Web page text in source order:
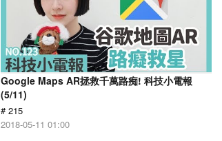
Google Maps AR拯救千萬路痴! 科技小電報
(5/11)
# 215
2018-05-11 01:00